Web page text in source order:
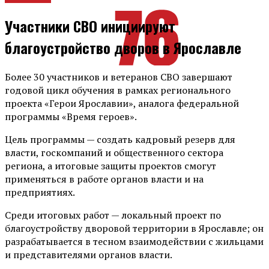
Участники СВО инициируют
благоустройство дворов в Ярославле
Более 30 участников и ветеранов СВО завершают
годовой цикл обучения в рамках регионального
проекта «Герои Ярославии», аналога федеральной
программы «Время героев».
Цель программы — создать кадровый резерв для
власти, госкомпаний и общественного сектора
региона, а итоговые защиты проектов смогут
применяться в работе органов власти и на
предприятиях.
Среди итоговых работ — локальный проект по
благоустройству дворовой территории в Ярославле; он
разрабатывается в тесном взаимодействии с жильцами
и представителями органов власти.